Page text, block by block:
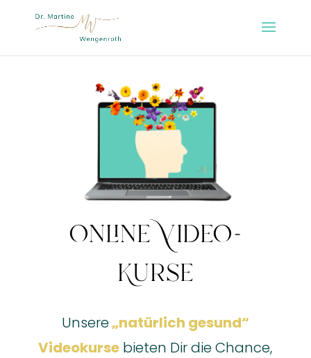
Online Video-
Kurse
Unsere„natürlich gesund“
Videokurse bieten Dir die Chance,